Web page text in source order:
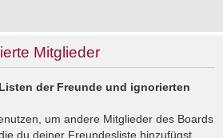
Mitglieder
der Freunde und ignorierten
um andere Mitglieder des Boards
du deiner Freundesliste hinzufügst,